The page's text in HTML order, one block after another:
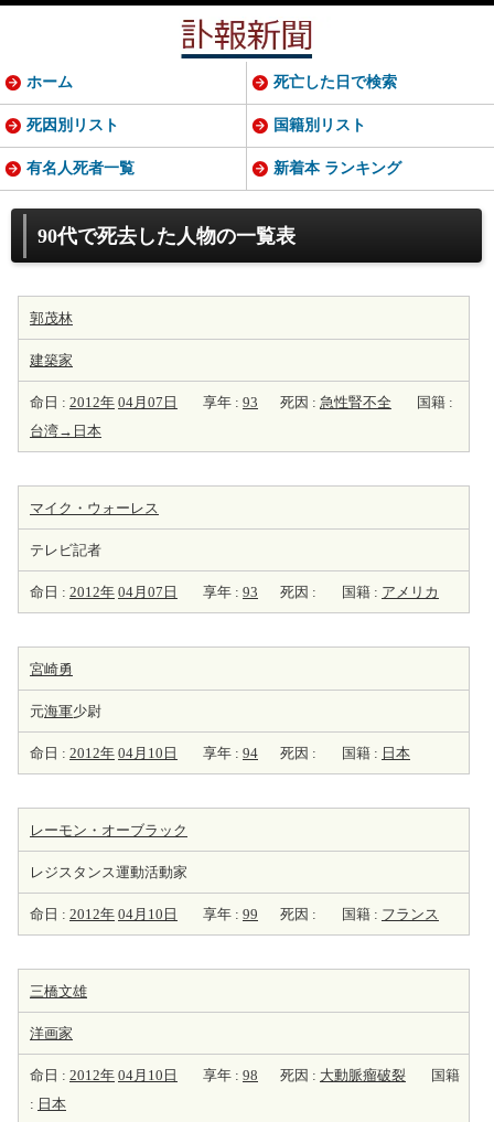
90代で死去した人物の一覧表
郭茂林
建築家
命日 : 2012年 04月07日 享年 : 93 死因 : 急性腎不全
国籍 :
台湾→日本
マイク・ウォーレス
テレビ記者
命日 : 2012年 04月07日 享年 : 93 死因 : 国籍 : アメリカ
宮崎勇
元海軍少尉
命日 : 2012年 04月10日 享年 : 94 死因 : 国籍 : 日本
レーモン・オーブラック
レジスタンス運動活動家
命日 : 2012年 04月10日 享年 : 99 死因 : 国籍 : フランス
三橋文雄
洋画家
命日 : 2012年 04月10日 享年 : 98 死因 : 大動脈瘤破裂
国籍
: 日本
ホーム 死亡した日で検索
死因別リスト 国籍別リスト
有名人死者一覧 新着本 ランキング